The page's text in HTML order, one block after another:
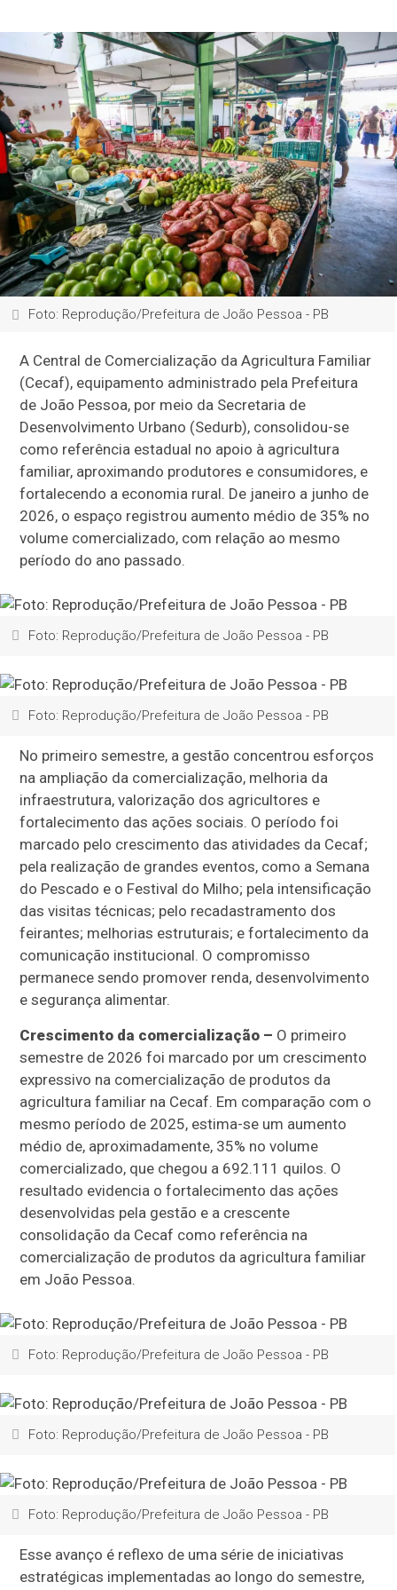
Foto: Reprodução/Prefeitura de João Pessoa - PB
A Central de Comercialização da Agricultura Familiar
(Cecaf), equipamento administrado pela Prefeitura
de João Pessoa, por meio da Secretaria de
Desenvolvimento Urbano (Sedurb), consolidou-se
como referência estadual no apoio à agricultura
familiar, aproximando produtores e consumidores, e
fortalecendo a economia rural. De janeiro a junho de
2026, o espaço registrou aumento médio de 35% no
volume comercializado, com relação ao mesmo
período do ano passado.
Foto: Reprodução/Prefeitura de João Pessoa - PB
Foto: Reprodução/Prefeitura de João Pessoa - PB
No primeiro semestre, a gestão concentrou esforços
na ampliação da comercialização, melhoria da
infraestrutura, valorização dos agricultores e
fortalecimento das ações sociais. O período foi
marcado pelo crescimento das atividades da Cecaf;
pela realização de grandes eventos, como a Semana
do Pescado e o Festival do Milho; pela intensificação
das visitas técnicas; pelo recadastramento dos
feirantes; melhorias estruturais; e fortalecimento da
comunicação institucional. O compromisso
permanece sendo promover renda, desenvolvimento
e segurança alimentar.
Crescimento da comercialização – O primeiro
semestre de 2026 foi marcado por um crescimento
expressivo na comercialização de produtos da
agricultura familiar na Cecaf. Em comparação com o
mesmo período de 2025, estima-se um aumento
médio de, aproximadamente, 35% no volume
comercializado, que chegou a 692.111 quilos. O
resultado evidencia o fortalecimento das ações
desenvolvidas pela gestão e a crescente
consolidação da Cecaf como referência na
comercialização de produtos da agricultura familiar
em João Pessoa.
Foto: Reprodução/Prefeitura de João Pessoa - PB
Foto: Reprodução/Prefeitura de João Pessoa - PB
Foto: Reprodução/Prefeitura de João Pessoa - PB
Esse avanço é reflexo de uma série de iniciativas
estratégicas implementadas ao longo do semestre,